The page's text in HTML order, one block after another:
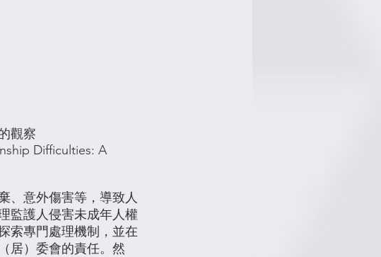
觀察
Difficulties: A
、意外傷害等，導致人
監護人侵害未成年人權
索專門處理機制，並在
居）委會的責任。然